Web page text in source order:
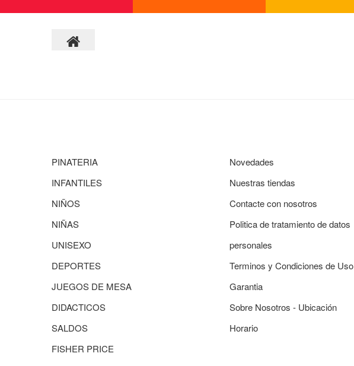
PINATERIA
INFANTILES
NIÑOS
NIÑAS
UNISEXO
DEPORTES
JUEGOS DE MESA
DIDACTICOS
SALDOS
FISHER PRICE
Novedades
Nuestras tiendas
Contacte con nosotros
Politica de tratamiento de datos
personales
Terminos y Condiciones de Uso
Garantia
Sobre Nosotros - Ubicación
Horario